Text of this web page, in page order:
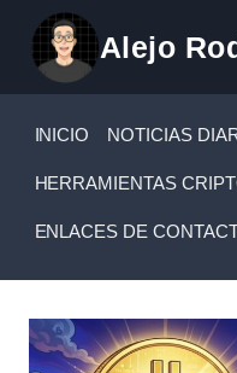
contenido
Alejo
INICIO NOTICIAS
HERRAMIENTAS
ENLACES DE